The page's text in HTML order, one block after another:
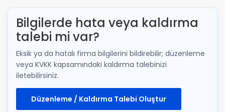
Bilgilerde hata veya kaldırma
talebi mi var?
Eksik ya da hatalı firma bilgilerini bildirebilir; düzenleme
veya KVKK kapsamındaki kaldırma talebinizi
iletebilirsiniz.
Düzenleme / Kaldırma Talebi Oluştur